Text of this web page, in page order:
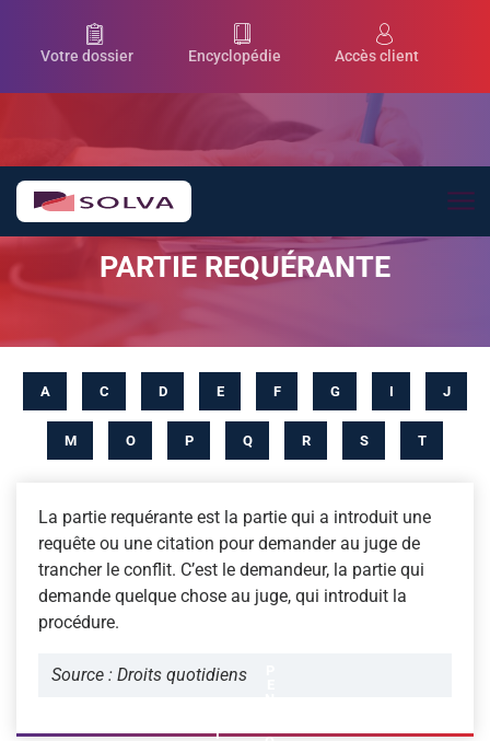
Votre dossier Encyclopédie Accès client
PARTIE REQUÉRANTE
A C D E F G I J
M O P Q R S T
La partie requérante est la partie qui a introduit une
requête ou une citation pour demander au juge de
trancher le conflit. C’est le demandeur, la partie qui
demande quelque chose au juge, qui introduit la
procédure.
Source : Droits quotidiens
I